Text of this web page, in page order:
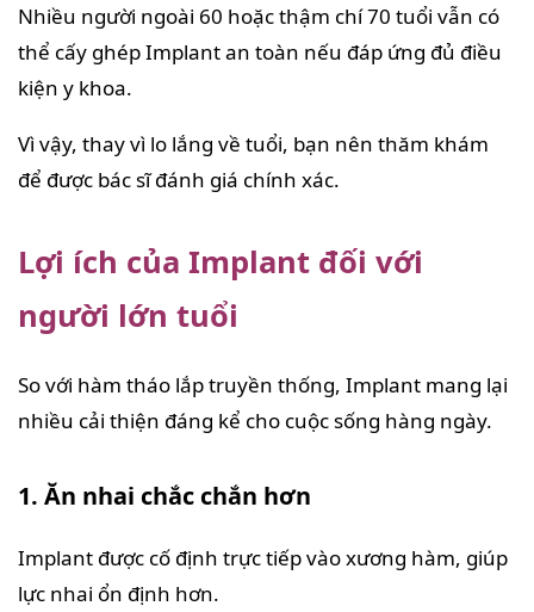
Nhiều người ngoài 60 hoặc thậm chí 70 tuổi vẫn có
thể cấy ghép Implant an toàn nếu đáp ứng đủ điều
kiện y khoa.
Vì vậy, thay vì lo lắng về tuổi, bạn nên thăm khám
để được bác sĩ đánh giá chính xác.
Lợi ích của Implant đối với
người lớn tuổi
So với hàm tháo lắp truyền thống, Implant mang lại
nhiều cải thiện đáng kể cho cuộc sống hàng ngày.
1. Ăn nhai chắc chắn hơn
Implant được cố định trực tiếp vào xương hàm, giúp
lực nhai ổn định hơn.